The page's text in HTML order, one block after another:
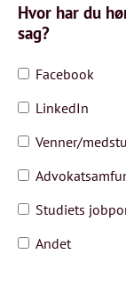
Hvor har du
sag?
Facebook
LinkedIn
Venner/
Studiets
Andet